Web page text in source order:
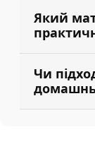
Який
Чи